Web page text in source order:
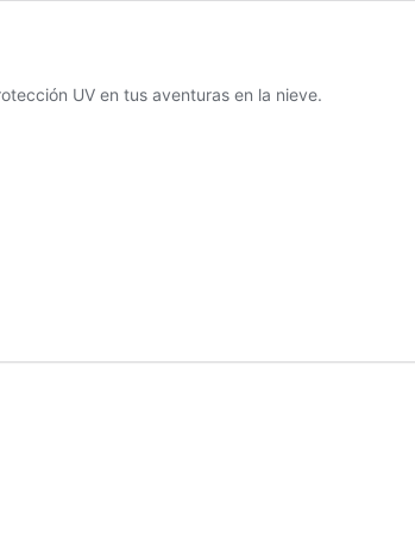
UV en tus aventuras en la nieve.